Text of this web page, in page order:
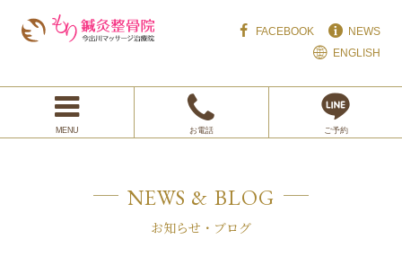
FACEBOOK
NEWS
ENGLISH
NEWS & BLOG
お知らせ・ブログ